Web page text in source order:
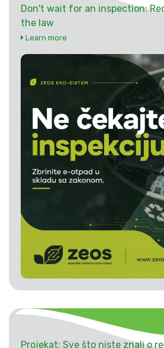
Don't wait for an inspection:
the law
Learn more
Projekat: Sve što niste znali o